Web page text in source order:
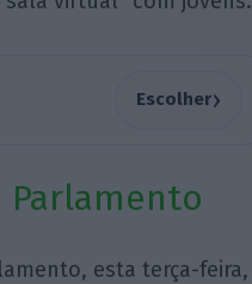
Escolher›
Parlamento
esta terça-feira,